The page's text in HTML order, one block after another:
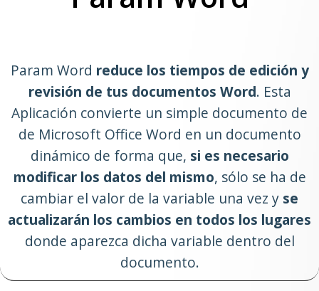
Param Word reduce los tiempos de edición y
revisión de tus documentos Word. Esta
Aplicación convierte un simple documento de
de Microsoft Office Word en un documento
dinámico de forma que, si es necesario
modificar los datos del mismo, sólo se ha de
cambiar el valor de la variable una vez y se
actualizarán los cambios en todos los lugares
donde aparezca dicha variable dentro del
documento.